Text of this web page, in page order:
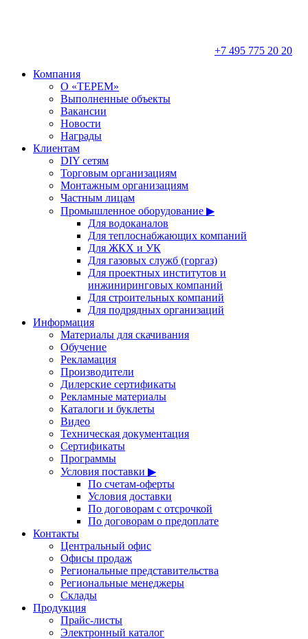
+7 495 775 20 20
Компания
О «ТЕРЕМ»
Выполненные объекты
Вакансии
Новости
Награды
Клиентам
DIY сетям
Торговым организациям
Монтажным организациям
Частным лицам
Промышленное оборудование ▶
Для водоканалов
Для теплоснабжающих компаний
Для ЖКХ и УК
Для газовых служб (горгаз)
Для проектных институтов и
инжиниринговых компаний
Для строительных компаний
Для подрядных организаций
Информация
Материалы для скачивания
Обучение
Рекламация
Производители
Дилерские сертификаты
Рекламные материалы
Каталоги и буклеты
Видео
Техническая документация
Сертификаты
Программы
Условия поставки ▶
По счетам-оферты
Условия доставки
По договорам с отсрочкой
По договорам о предоплате
Контакты
Центральный офис
Офисы продаж
Региональные представительства
Региональные менеджеры
Склады
Продукция
Прайс-листы
Электронный каталог